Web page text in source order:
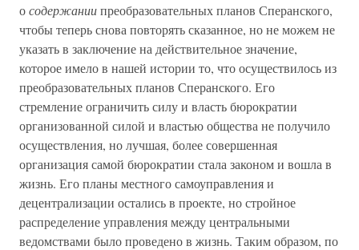
осодержаниипреобразовательных планов Сперанского,
чтобы теперь снова повторять сказанное, но не можем не
указать в заключение на действительное значение,
которое имело в нашей истории то, что осуществилось из
преобразовательных планов Сперанского. Его
стремление ограничить силу и власть бюрократии
организованной силой и властью общества не получило
осуществления, но лучшая, более совершенная
организация самой бюрократии стала законом и вошла в
жизнь. Его планы местного самоуправления и
децентрализации остались в проекте, но стройное
распределение управления между центральными
ведомствами было проведено в жизнь. Таким образом, по